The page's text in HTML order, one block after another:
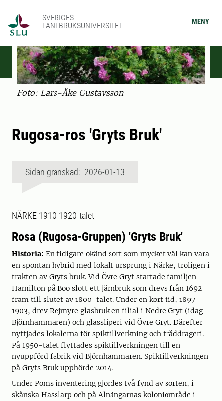
SVERIGES
LANTBRUKSUNIVERSITET
MENY
Foto: Lars-Åke Gustavsson
Rugosa-ros 'Gryts Bruk'
Sidan granskad: 2026-01-13
NÄRKE 1910-1920-talet
Rosa (Rugosa-Gruppen) 'Gryts Bruk'
Historia: En tidigare okänd sort som mycket väl kan vara
en spontan hybrid med lokalt ursprung i Närke, troligen i
trakten av Gryts bruk. Vid Övre Gryt startade familjen
Hamilton på Boo slott ett järnbruk som drevs från 1692
fram till slutet av 1800-talet. Under en kort tid, 1897–
1903, drev Rejmyre glasbruk en filial i Nedre Gryt (idag
Björnhammaren) och glassliperi vid Övre Gryt. Därefter
nyttjades lokalerna för spiktillverkning och tråddrageri.
På 1950-talet flyttades spiktillverkningen till en
nyuppförd fabrik vid Björnhammaren. Spiktillverkningen
på Gryts Bruk upphörde 2014.
Under Poms inventering gjordes två fynd av sorten, i
skånska Hasslarp och på Alnängarnas koloniområde i